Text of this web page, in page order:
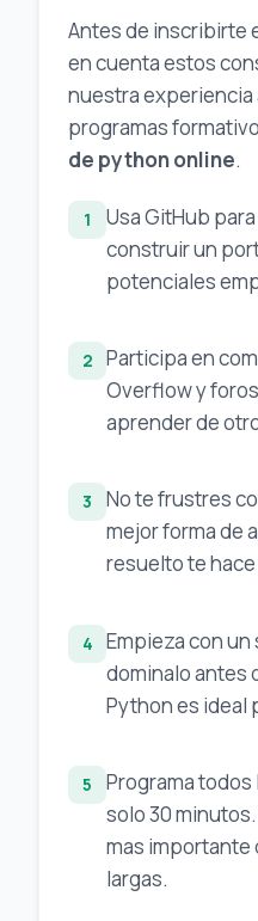
Antes de inscribirte
en cuenta estos
nuestra
programas
de python online.
1
Usa GitHub
construir un
potenciales
2
Participa en
Overflow y
aprender de
3
No te frustres
mejor forma de
resuelto te
4
Empieza con
dominalo antes
Python es ideal
5
Programa todos
solo 30
mas importante
largas.